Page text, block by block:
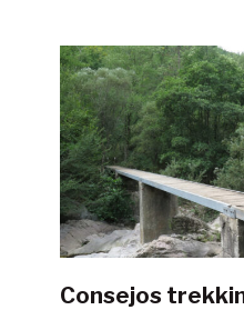
LA
GR11
CON
TIENDA
DE
Consejos